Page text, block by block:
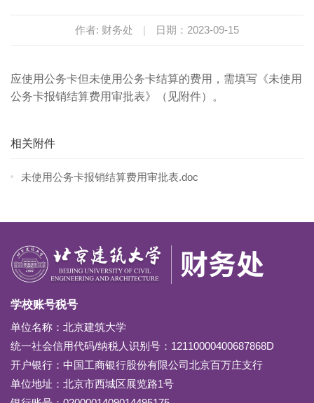
作者: 财务处 | 日期：2023-09-15
应使用公务卡但未使用公务卡结算的费用，需填写《未使用
公务卡报销结算费用审批表》（见附件）。
相关附件
未使用公务卡报销结算费用审批表.doc
学校账号税号
单位名称：北京建筑大学
统一社会信用代码/纳税人识别号：12110000400687868D
开户银行：中国工商银行股份有限公司北京百万庄支行
单位地址：北京市西城区展览路1号